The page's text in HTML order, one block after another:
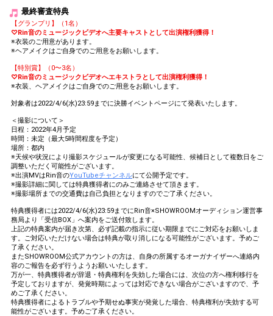
最終審査特典
【グランプリ】（1名）
♡Rin音のミュージックビデオへ主要キャストとして出演権利獲得！
※衣装のご用意があります。
※ヘアメイクはご自身でのご用意をお願いします。
【特別賞】（0〜3名）
♡Rin音のミュージックビデオへエキストラとして出演権利獲得！
※衣装、ヘアメイクはご自身でのご用意をお願いします。
対象者は2022/4/6(水)23:59までに決勝イベントページにて発表いたします。
＜撮影について＞
日程：2022年4月予定
時間：未定（最大5時間程度を予定）
場所：都内
※天候や状況により撮影スケジュールが変更になる可能性、候補日として複数日をご
調整いただく可能性がございます。
※出演MVはRin音のYouTubeチャンネルにて公開予定です。
※撮影詳細に関しては特典獲得者にのみご連絡させて頂きます。
※撮影場所までの交通費は自己負担となりますのでご了承ください。
特典獲得者には2022/4/6(水)23:59までにRin音×SHOWROOMオーディション運営事
務局より「受信BOX」へ案内をご送付致します。
上記の特典案内が届き次第、必ず記載の指示に従い期限までにご対応をお願いしま
す。ご対応いただけない場合は特典が取り消しになる可能性がございます。予めご
了承ください。
またSHOWROOM公式アカウントの方は、自身の所属するオーガナイザーへ連絡内
容のご報告を必ず行うようお願いいたします。
万が一、特典獲得者が辞退・特典権利を失効した場合には、次位の方へ権利移行を
予定しておりますが、発覚時期によっては対応できない場合がございますので、予
めご了承ください。
特典獲得者によるトラブルや予期せぬ事実が発覚した場合、特典権利が失効する可
能性がございます。予めご了承ください。